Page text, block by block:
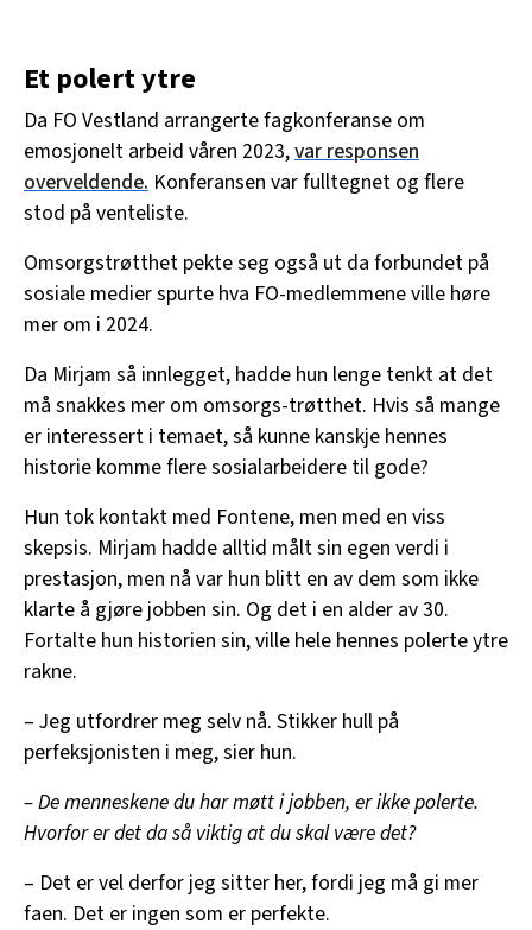
Et polert ytre
Da FO Vestland arrangerte fagkonferanse om
emosjonelt arbeid våren 2023,var responsen
overveldende. Konferansen var fulltegnet og flere
stod på venteliste.
Omsorgstrøtthet pekte seg også ut da forbundet på
sosiale medier spurte hva FO-medlemmene ville høre
mer om i 2024.
Da Mirjam så innlegget, hadde hun lenge tenkt at det
må snakkes mer om omsorgs-trøtthet. Hvis så mange
er interessert i temaet, så kunne kanskje hennes
historie komme flere sosialarbeidere til gode?
Hun tok kontakt med Fontene, men med en viss
skepsis. Mirjam hadde alltid målt sin egen verdi i
prestasjon, men nå var hun blitt en av dem som ikke
klarte å gjøre jobben sin. Og det i en alder av 30.
Fortalte hun historien sin, ville hele hennes polerte ytre
rakne.
– Jeg utfordrer meg selv nå. Stikker hull på
perfeksjonisten i meg, sier hun.
– De menneskene du har møtt i jobben, er ikke polerte.
Hvorfor er det da så viktig at du skal være det?
– Det er vel derfor jeg sitter her, fordi jeg må gi mer
faen. Det er ingen som er perfekte.